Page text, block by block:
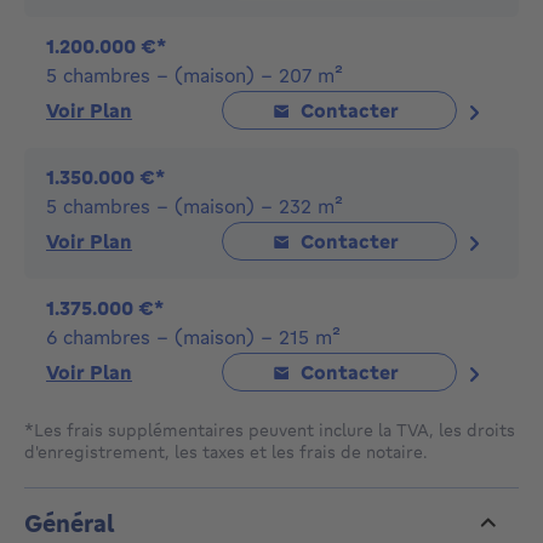
quartier d'Ixelles. Contactez-nous dès aujourd'hui
pour plus d'informations et planifiez une visite avec
l'un de nos agents immobiliers pour découvrir le bel
avenir qui vous attend. Bienvenue dans votre nouveau
chez-vous. - Mentions légales: PEB en cours de
1.200.000 €*
5 chambres - (maison) - 207 m²
Voir Plan
Contacter
1.350.000 €*
5 chambres - (maison) - 232 m²
Voir Plan
Contacter
1.375.000 €*
6 chambres - (maison) - 215 m²
Voir Plan
Contacter
*Les frais supplémentaires peuvent inclure la TVA, les droits
d'enregistrement, les taxes et les frais de notaire.
Général